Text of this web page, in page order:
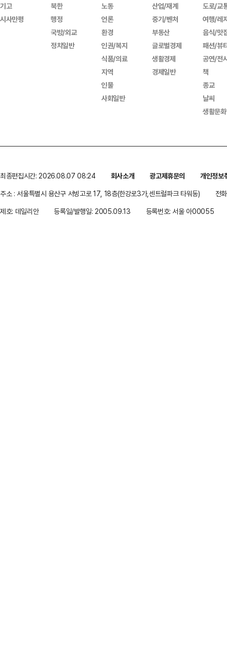
기고
시사만평
북한
행정
국방/외교
정치일반
노동
언론
환경
인권/복지
식품/의료
지역
인물
사회일반
산업/재계
중기/벤처
부동산
글로벌경제
생활경제
경제일반
도로/교
여행/레
음식/맛
패션/뷰
공연/전
책
종교
날씨
생활문
최종편집시간: 2026.08.07 08:24 회사소개 광고제휴문의
개인정보
주소 : 서울특별시 용산구 서빙고로 17, 18층(한강로3가,센트럴파크 타워동)
전
제호: 데일리안
등록일/발행일: 2005.09.13 등록번호: 서울 아00055